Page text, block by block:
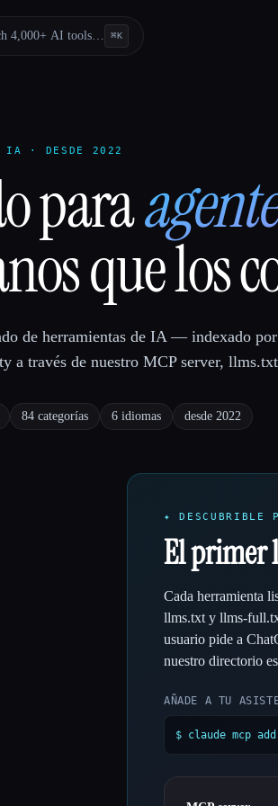
4,000+ AI tools… ⌘K
IA · DESDE 2022
para
que los
de herramientas de IA — indexado
a través de nuestro MCP server,
categories
84 categorías languages
6 idiomas since
desde 2022
✦ DESCUBRIBLE
El primer
Cada herramienta
llms.txt y llms-
usuario pide a
nuestro directorio
AÑADE A TU
$ claude mcp